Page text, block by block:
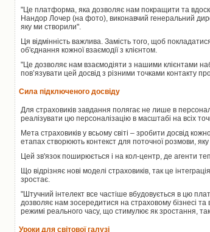
"Це платформа, яка дозволяє нам покращити та
Нандор Лочер (на фото), виконавчий генеральний
яку ми створили".
Ця відмінність важлива. Замість того, щоб
об'єднання кожної взаємодії з клієнтом.
"Це дозволяє нам взаємодіяти з нашими клієнтами
пов’язувати цей досвід з різними точками контакту
Сила підключеного досвіду
Для страховиків завдання полягає не лише в
реалізувати цю персоналізацію в масштабі на всіх
Мета страховиків у всьому світі – зробити досвід
етапах створюють контекст для поточної розмови,
Цей зв'язок поширюється і на кол-центр, де агенти
Що відрізняє нові моделі страховиків, так це
зростає.
"Штучний інтелект все частіше вбудовується в цю
дозволяє нам зосередитися на страховому бізнесі
режимі реального часу, що стимулює як зростання, так
Уроки для світової галузі